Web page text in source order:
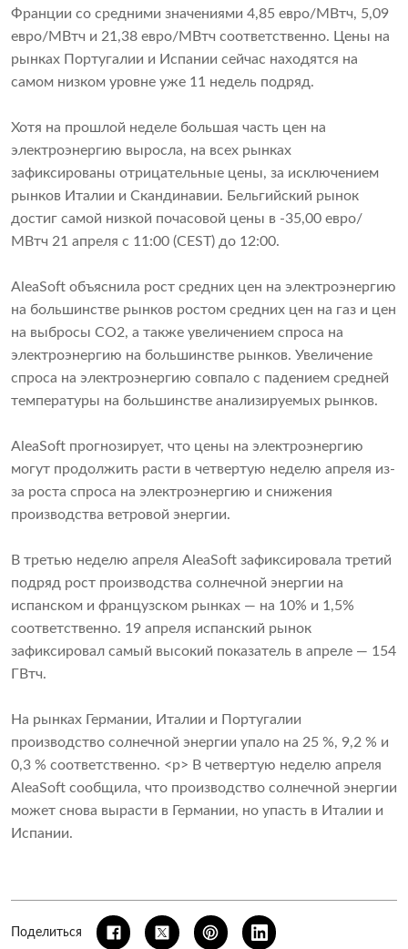
Франции со средними значениями 4,85 евро/МВтч, 5,09
евро/МВтч и 21,38 евро/МВтч соответственно. Цены на
рынках Португалии и Испании сейчас находятся на
самом низком уровне уже 11 недель подряд.
Хотя на прошлой неделе большая часть цен на
электроэнергию выросла, на всех рынках
зафиксированы отрицательные цены, за исключением
рынков Италии и Скандинавии. Бельгийский рынок
достиг самой низкой почасовой цены в -35,00 евро/
МВтч 21 апреля с 11:00 (CEST) до 12:00.
AleaSoft объяснила рост средних цен на электроэнергию
на большинстве рынков ростом средних цен на газ и цен
на выбросы CO2, а также увеличением спроса на
электроэнергию на большинстве рынков. Увеличение
спроса на электроэнергию совпало с падением средней
температуры на большинстве анализируемых рынков.
AleaSoft прогнозирует, что цены на электроэнергию
могут продолжить расти в четвертую неделю апреля из-
за роста спроса на электроэнергию и снижения
производства ветровой энергии.
В третью неделю апреля AleaSoft зафиксировала третий
подряд рост производства солнечной энергии на
испанском и французском рынках — на 10% и 1,5%
соответственно. 19 апреля испанский рынок
зафиксировал самый высокий показатель в апреле — 154
ГВтч.
На рынках Германии, Италии и Португалии
производство солнечной энергии упало на 25 %, 9,2 % и
0,3 % соответственно. <р> В четвертую неделю апреля
AleaSoft сообщила, что производство солнечной энергии
может снова вырасти в Германии, но упасть в Италии и
Испании.
Поделиться